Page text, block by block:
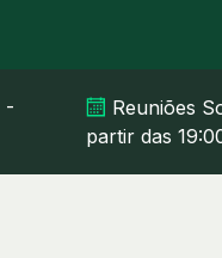
-
Reuniões
partir das